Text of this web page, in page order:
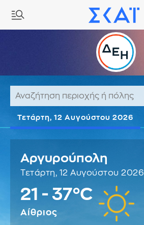
Τετάρτη, 12 Αυγούστου 2026
Αργυρούπολη
Τετάρτη, 12 Αυγούστου 2026
21 - 37°C
Αίθριος